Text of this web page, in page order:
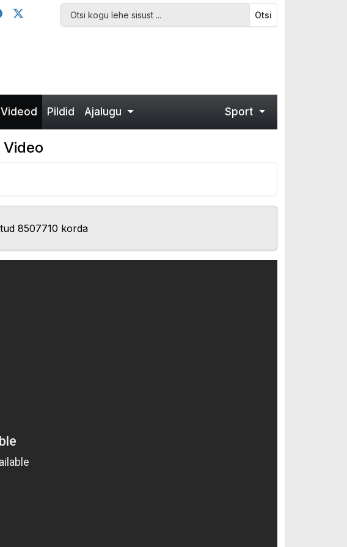
Otsi
Videod Pildid Ajalugu Sport
8507710 korda